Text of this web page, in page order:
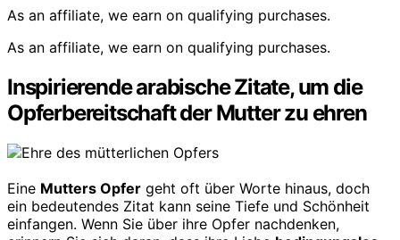
As an affiliate, we earn on qualifying purchases.
As an affiliate, we earn on qualifying purchases.
Inspirierende arabische Zitate, um die
Opferbereitschaft der Mutter zu ehren
Eine Mutters Opfer geht oft über Worte hinaus, doch
ein bedeutendes Zitat kann seine Tiefe und Schönheit
einfangen. Wenn Sie über ihre Opfer nachdenken,